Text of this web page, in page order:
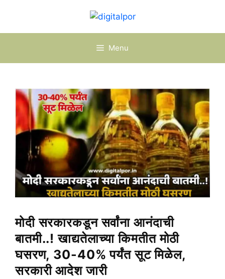
content
Menu
मोदी सरकारकडून सर्वांना आनंदाची
बातमी..! खाद्यतेलाच्या किमतीत मोठी
घसरण, 30-40% पर्यंत सूट मिळेल,
सरकारी आदेश जारी